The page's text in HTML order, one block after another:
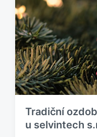
Tradiční
u selvintech